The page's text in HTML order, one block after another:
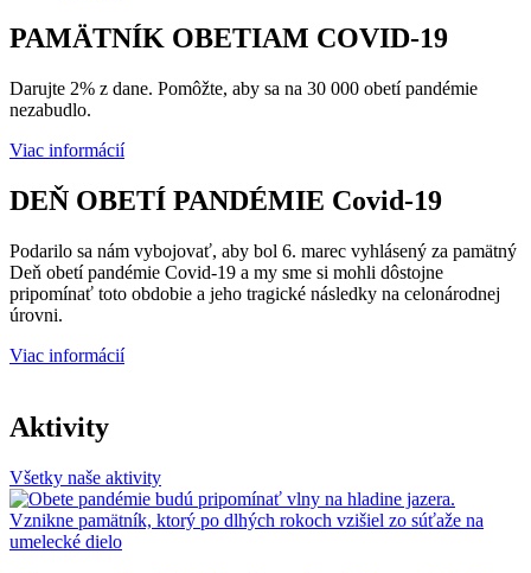
PAMÄTNÍK OBETIAM COVID-19
Darujte 2% z dane. Pomôžte, aby sa na 30 000 obetí pandémie
nezabudlo.
Viac informácií
DEŇ OBETÍ PANDÉMIE Covid-19
Podarilo sa nám vybojovať, aby bol 6. marec vyhlásený za pamätný
Deň obetí pandémie Covid-19 a my sme si mohli dôstojne
pripomínať toto obdobie a jeho tragické následky na celonárodnej
úrovni.
Viac informácií
Aktivity
Všetky naše aktivity